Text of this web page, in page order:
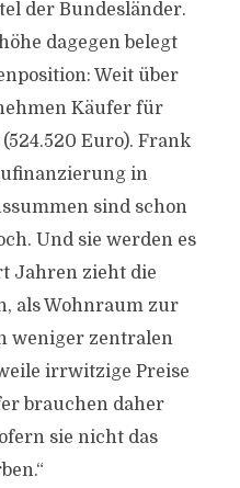
der Bundesländer.
dagegen belegt
Weit über
Käufer für
Euro). Frank
in
sind schon
Und sie werden es
Jahren zieht die
als Wohnraum zur
weniger zentralen
irrwitzige Preise
brauchen daher
sie nicht das